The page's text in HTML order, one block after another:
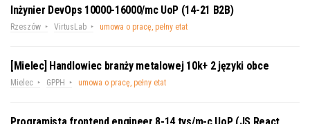
Inżynier DevOps 10000-16000/mc UoP (14-21 B2B)
Rzeszów VirtusLab umowa o pracę, pełny etat
[Mielec] Handlowiec branży metalowej 10k+ 2 języki obce
Mielec GPPH umowa o pracę, pełny etat